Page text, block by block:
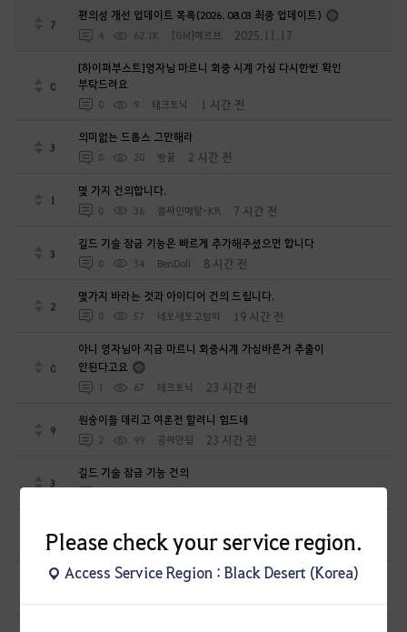
Please check your service region.
Access Service Region : Black Desert (Korea)
7
편의성 개선 업데이트 목록(2026. 08.03 최종 업데이트)
4 62.1K [GM]메르브 2025.11.17
0
[하이퍼부스트]영자님 마르니 회중 시계 가심 다시한번 확인
부탁드려요
0 9 테크토닉 1 시간 전
3
의미없는 드롭스 그만해라
0 20 빵꿀 2 시간 전
1
몇 가지 건의합니다.
0 36 콜싸인메탈-KR 7 시간 전
3
길드 기술 잠금 기능은 빠르게 추가해주셨으면 합니다
0 34 BenDoll 8 시간 전
2
몇가지 바라는 것과 아이디어 건의 드립니다.
0 57 네모세모고먐미 19 시간 전
0
아니 영자님아 지금 마르니 회중시계 가심바른거 추출이
안된다고요
1 67 테크토닉 23 시간 전
9
원숭이들 데리고 여론전 할려니 힘드네
2 99 공짜안됨 23 시간 전
3
길드 기술 잠금 기능 건의
0
0 47 롤로의모험-KR 1 일 전
리마스터 모드 밤 조명 좀 고쳐주세요